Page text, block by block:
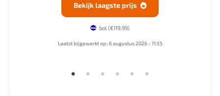
Bekijk laagste prijs 
bol (€119,99)
Laatst bijgewerkt op:: 6 augustus 2026 - 11:55